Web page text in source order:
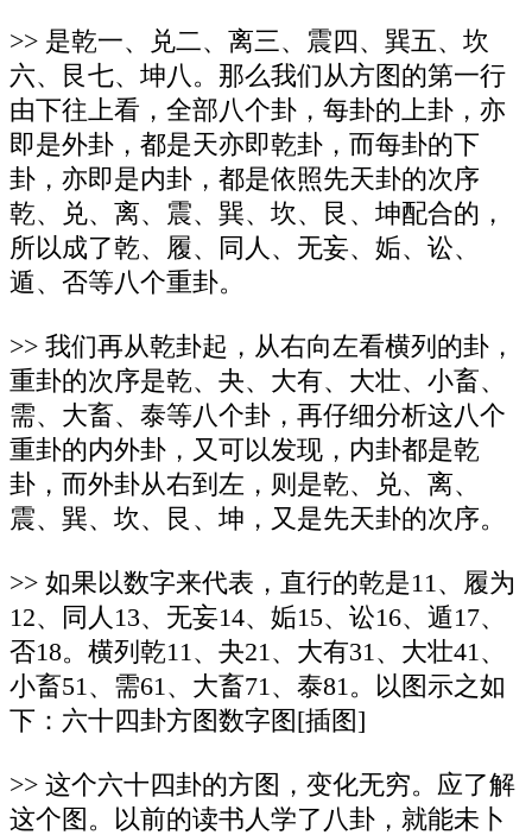
>> 是乾一、兑二、离三、震四、巽五、坎
六、艮七、坤八。那么我们从方图的第一行
由下往上看，全部八个卦，每卦的上卦，亦
即是外卦，都是天亦即乾卦，而每卦的下
卦，亦即是内卦，都是依照先天卦的次序
乾、兑、离、震、巽、坎、艮、坤配合的，
所以成了乾、履、同人、无妄、姤、讼、
遁、否等八个重卦。
>> 我们再从乾卦起，从右向左看横列的卦，
重卦的次序是乾、夬、大有、大壮、小畜、
需、大畜、泰等八个卦，再仔细分析这八个
重卦的内外卦，又可以发现，内卦都是乾
卦，而外卦从右到左，则是乾、兑、离、
震、巽、坎、艮、坤，又是先天卦的次序。
>> 如果以数字来代表，直行的乾是11、履为
12、同人13、无妄14、姤15、讼16、遁17、
否18。横列乾11、夬21、大有31、大壮41、
小畜51、需61、大畜71、泰81。以图示之如
下：六十四卦方图数字图[插图]
>> 这个六十四卦的方图，变化无穷。应了解
这个图。以前的读书人学了八卦，就能未卜